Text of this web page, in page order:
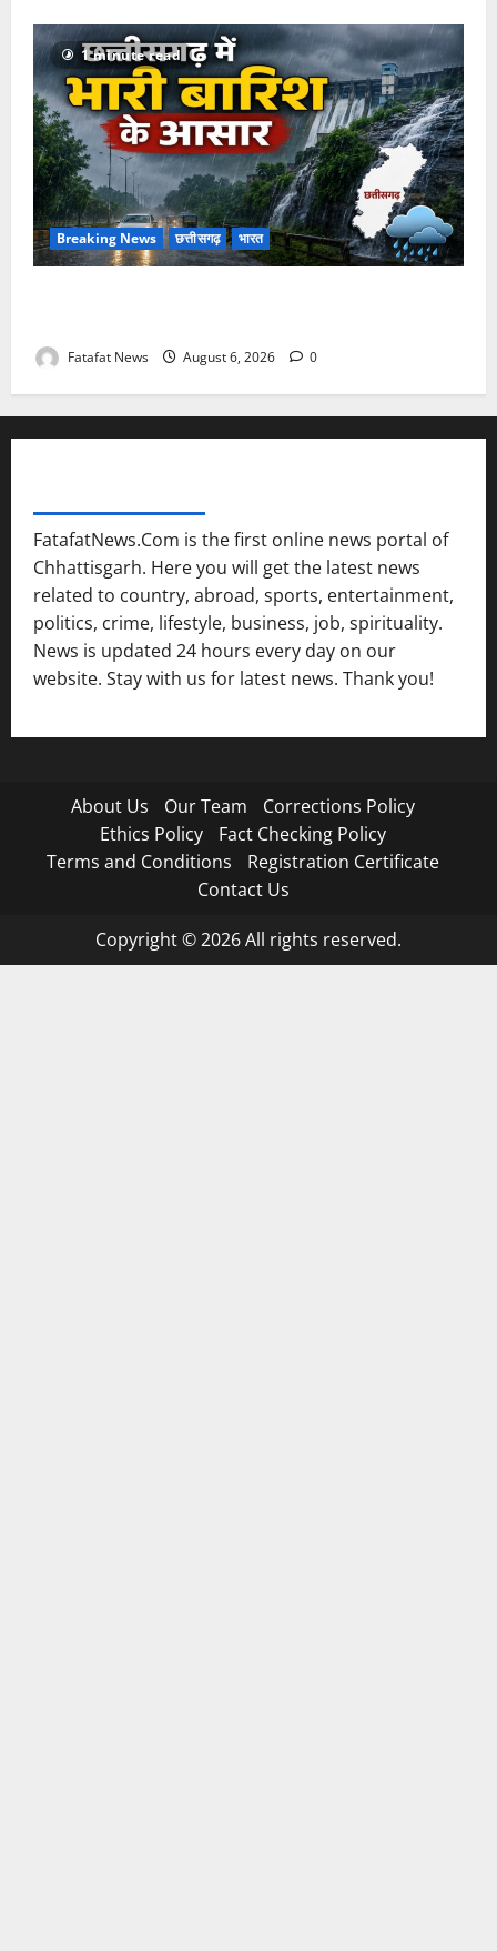
1 minute read
Breaking News छत्तीसगढ़ भारत
Fatafat News August 6, 2026 0
FatafatNews.Com is the first online news portal of
Chhattisgarh. Here you will get the latest news
related to country, abroad, sports, entertainment,
politics, crime, lifestyle, business, job, spirituality.
News is updated 24 hours every day on our
website. Stay with us for latest news. Thank you!
About Us Our Team
Corrections Policy
Ethics Policy
Fact Checking Policy
Terms and Conditions
Registration Certificate
Contact Us
Copyright © 2026 All rights reserved.